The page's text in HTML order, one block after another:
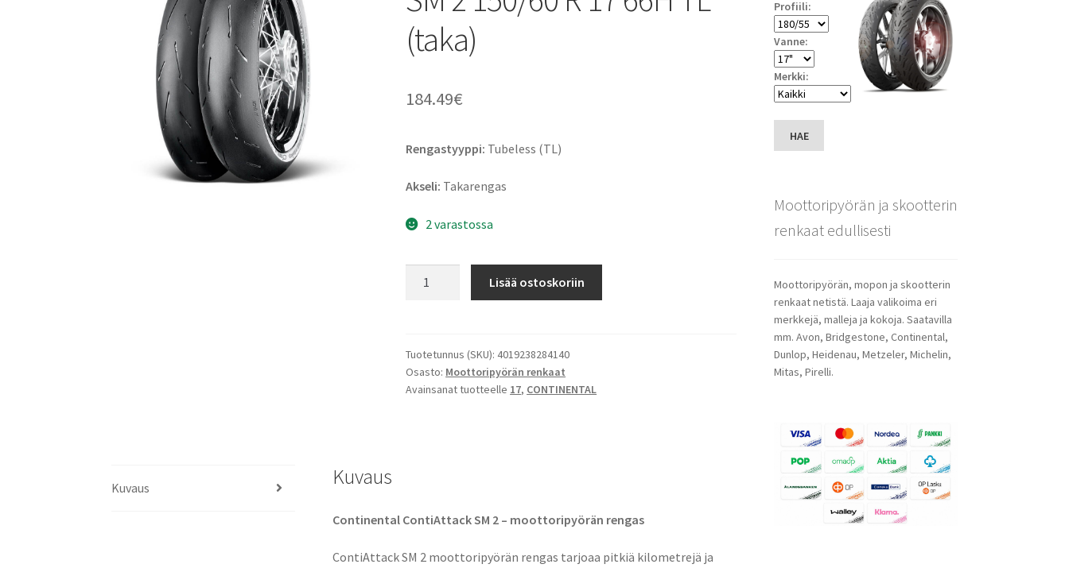
(taka)
184.49€
Rengastyyppi: Tubeless (TL)
Akseli: Takarengas
2 varastossa
150/60
R
17
Lisää ostoskoriin
Tuotetunnus (SKU):4019238284140
Osasto: Moottoripyörän renkaat
Avainsanat tuotteelle 17, CONTINENTAL
Kuvaus Kuvaus
Continental ContiAttack SM 2 – moottoripyörän rengas
ContiAttack SM 2 moottoripyörän rengas tarjoaa pitkiä kilometrejä ja
Profiili:
Vanne:
Merkki:
HAE
Moottoripyörän ja skootterin
renkaat edullisesti
Moottoripyörän, mopon ja skootterin
renkaat netistä. Laaja valikoima eri
merkkejä, malleja ja kokoja. Saatavilla
mm. Avon, Bridgestone, Continental,
Dunlop, Heidenau, Metzeler, Michelin,
Mitas, Pirelli.